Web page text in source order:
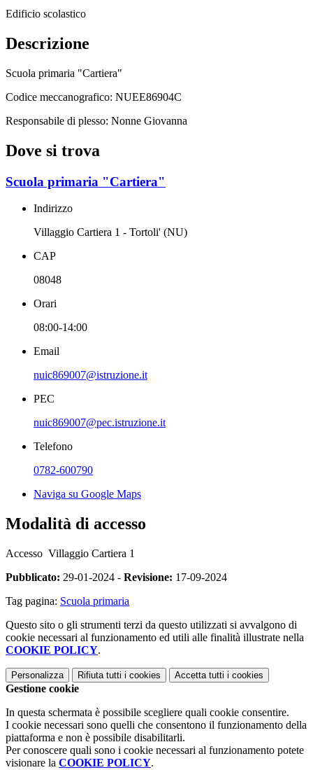
Edificio scolastico
Descrizione
Scuola primaria "Cartiera"
Codice meccanografico: NUEE86904C
Responsabile di plesso: Nonne Giovanna
Dove si trova
Scuola primaria "Cartiera"
Indirizzo
Villaggio Cartiera 1 - Tortoli' (NU)
CAP
08048
Orari
08:00-14:00
Email
nuic869007@istruzione.it
PEC
nuic869007@pec.istruzione.it
Telefono
0782-600790
Naviga su Google Maps
Modalità di accesso
Accesso Villaggio Cartiera 1
Pubblicato: 29-01-2024 - Revisione: 17-09-2024
Tag pagina: Scuola primaria
Questo sito o gli strumenti terzi da questo utilizzati si avvalgono di
cookie necessari al funzionamento ed utili alle finalità illustrate nella
COOKIE POLICY.
Personalizza Rifiuta tutti i cookies Accetta tutti i cookies
Gestione cookie
In questa schermata è possibile scegliere quali cookie consentire.
I cookie necessari sono quelli che consentono il funzionamento della
piattaforma e non è possibile disabilitarli.
Per conoscere quali sono i cookie necessari al funzionamento potete
visionare la COOKIE POLICY.